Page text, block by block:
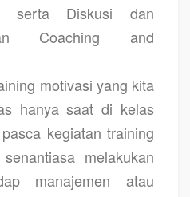
serta Diskusi dan
Coaching and
motivasi yang kita
hanya saat di kelas
kegiatan training
melakukan
manajemen atau